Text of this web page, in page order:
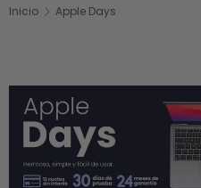
Inicio Apple Days